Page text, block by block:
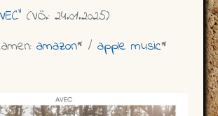
(VÖ.: 24.01.2025)
amazon* / apple music*